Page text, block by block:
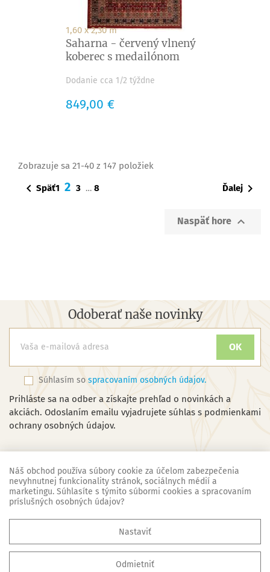
1,60 x 2,30 m
Saharna - červený vlnený
koberec s medailónom
Dodanie cca 1/2 týždne
Cena
849,00 €
Zobrazuje sa 21-40 z 147 položiek
 Späť1 2 3 … 8 Ďalej 
Naspäť hore 
Odoberať naše novinky
Súhlasím so spracovaním osobných údajov.
Prihláste sa na odber a získajte prehľad o novinkách a
akciách. Odoslaním emailu vyjadrujete súhlas s podmienkami
ochrany osobných údajov.
Náš obchod
Základné informácie 
Všetko o nákupe 
Náš obchod používa súbory cookie za účelom zabezpečenia
nevyhnutnej funkcionality stránok, sociálnych médií a
marketingu. Súhlasíte s týmito súbormi cookies a spracovaním
príslušných osobných údajov?
Nastaviť
Odmietniť